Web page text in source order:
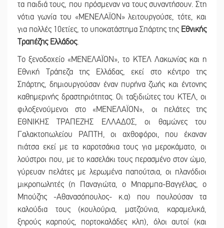
τα παιδιά τους, που πρόσμεναν να τους συναντήσουν. Στη
νότια γωνία του «ΜΕΝΕΛΑΪΟΝ» λειτουργούσε, τότε, και
για πολλές 10ετίες, το υποκατάστημα Σπάρτης της Εθνικής
Τραπέζης Ελλάδος.
Το ξενοδοχείο «ΜΕΝΕΛΑΪΟΝ», το ΚΤΕΛ Λακωνίας και η
Εθνική Τράπεζα της Ελλάδας, εκεί στο κέντρο της
Σπάρτης, δημιουργούσαν έναν πυρήνα ζωής και έντονης
καθημερινής δραστηριότητας. Οι ταξιδιώτες του ΚΤΕΛ, οι
φιλοξενούμενοι στο «ΜΕΝΕΛΑΪΟΝ», οι πελάτες της
ΕΘΝΙΚΗΣ ΤΡΑΠΕΖΗΣ ΕΛΛΑΔΟΣ, οι θαμώνες του
Γαλακτοπωλείου ΡΑΠΤΗ, οι αχθοφόροι, που έκαναν
πιάτσα εκεί με τα καροτσάκια τους για μεροκάματο, οι
λούστροι που, με το κασελάκι τους περασμένο στον ώμο,
γύρευαν πελάτες με λερωμένα παπούτσια, οι πλανόδιοι
μικροπωλητές (η Παναγιώτα, ο Μπαρμπα-Βαγγέλας, ο
Μπούζης -Αθανασόπουλος- κ.α) που πουλούσαν τα
καλούδια τους (κουλούρια, ματζούνια, καραμελικά,
ξηρούς καρπούς, πορτοκαλάδες κλπ), όλοι αυτοί (και